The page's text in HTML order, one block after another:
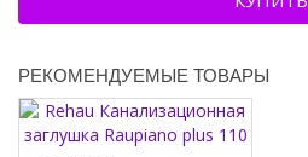
РЕКОМЕНДУЕМЫЕ ТОВАРЫ